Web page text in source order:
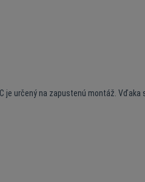
je určený na zapustenú montáž. Vďaka